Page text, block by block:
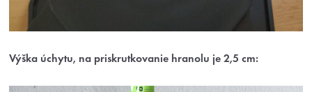
Výška úchytu, na priskrutkovanie hranolu je 2,5 cm: